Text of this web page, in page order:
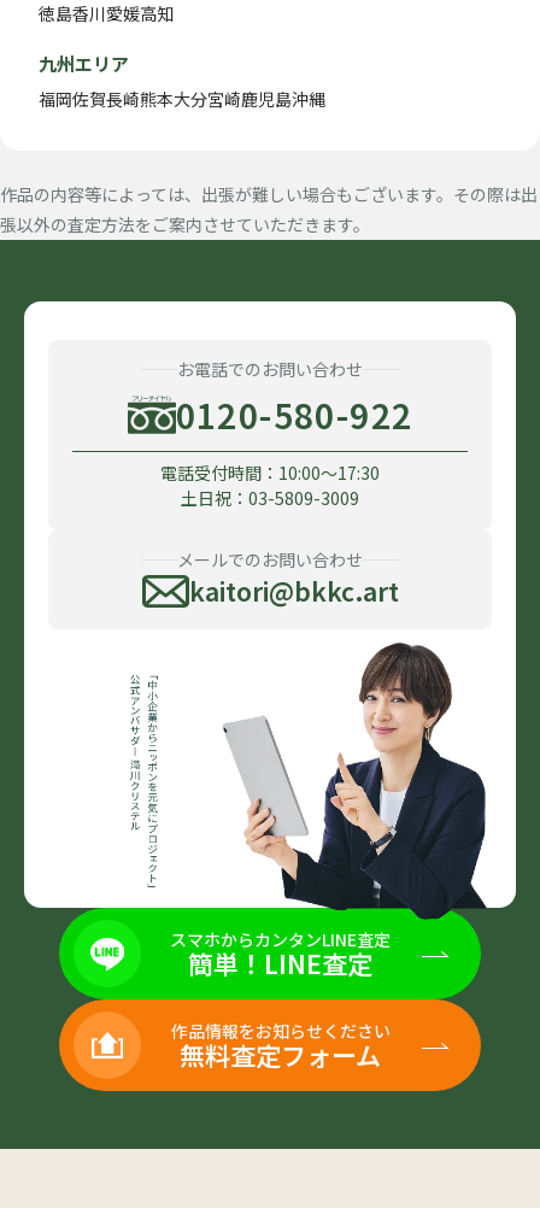
徳島香川愛媛高知
九州エリア
福岡佐賀長崎熊本大分宮崎鹿児島沖縄
作品の内容等によっては、出張が難しい場合もございます。その際は出
張以外の査定方法をご案内させていただきます。
お電話でのお問い合わせ
0120-580-922
電話受付時間：10:00〜17:30
土日祝：03-5809-3009
メールでのお問い合わせ
kaitori@bkkc.art
スマホからカンタンLINE査定
簡単！LINE査定
作品情報をお知らせください
無料査定フォーム